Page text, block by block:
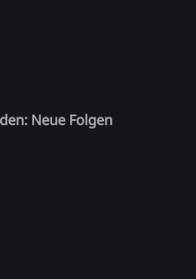
Neue Folgen